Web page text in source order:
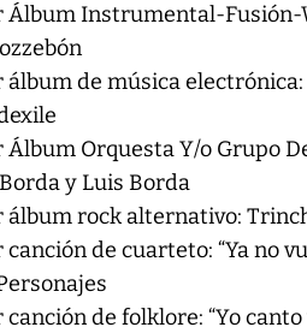
Álbum Instrumental-Fusión-
álbum de música
Álbum Orquesta Y/o Grupo
y Luis Borda
álbum rock alternativo:
de cuarteto: “Ya no
canción de folklore: “Yo